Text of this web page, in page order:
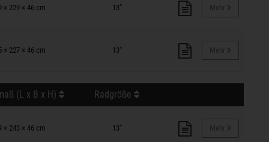
× 229 × 46 cm 13"
× 227 × 46 cm 13"
(L x B x H) Radgröße
× 243 × 46 cm 13"